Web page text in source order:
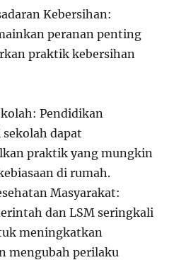
Kebersihan:
peranan penting
praktik kebersihan
Pendidikan
dapat
praktik yang mungkin
di rumah.
Masyarakat:
dan LSM seringkali
meningkatkan
mengubah perilaku